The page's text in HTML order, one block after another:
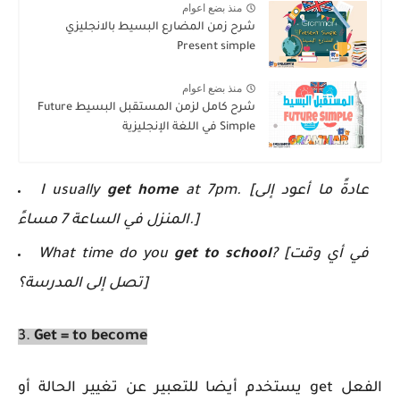
منذ بضع اعوام
شرح زمن المضارع البسيط بالانجليزي
Present simple
منذ بضع اعوام
شرح كامل لزمن المستقبل البسيط Future
Simple في اللغة الإنجليزية
I usually get homeat 7pm. [عادةً ما أعود إلى
المنزل في الساعة 7 مساءً.]
What time do you get to school? [في أي وقت
تصل إلى المدرسة؟]
3. Get = to become
الفعل get يستخدم أيضا للتعبير عن تغيير الحالة أو